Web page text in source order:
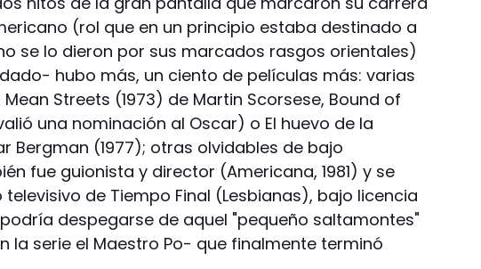
(rol que en un principio estaba destinado a
se lo dieron por sus marcados rasgos orientales)
hubo más, un ciento de películas más: varias
Streets (1973) de Martin Scorsese, Bound of
una nominación al Oscar) o El huevo de la
Bergman (1977); otras olvidables de bajo
fue guionista y director (Americana, 1981) y se
de Tiempo Final (Lesbianas), bajo licencia
podría despegarse de aquel "pequeño saltamontes"
la serie el Maestro Po- que finalmente terminó